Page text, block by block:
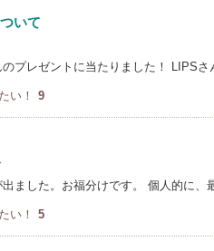
いて
プレゼントに当たりました！ LIPS
い！ 9
ました。お福分けです。 個人的に
い！ 5